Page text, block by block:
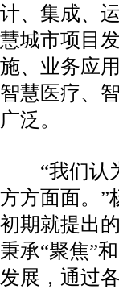
计、集成、
慧城市项目
施、业务应
智慧医疗、
广泛。
“我们认为
方方面面。”
初期就提出
秉承“聚焦”
发展，通过